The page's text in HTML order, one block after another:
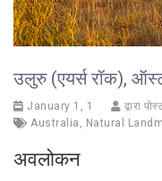
उलुरु (एयर्स रॉक),
January 1, 1
द्वारा
Australia , Natural
अवलोकन